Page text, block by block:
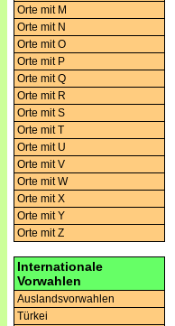
Orte mit M
Orte mit N
Orte mit O
Orte mit P
Orte mit Q
Orte mit R
Orte mit S
Orte mit T
Orte mit U
Orte mit V
Orte mit W
Orte mit X
Orte mit Y
Orte mit Z
Internationale
Vorwahlen
Auslandsvorwahlen
Türkei